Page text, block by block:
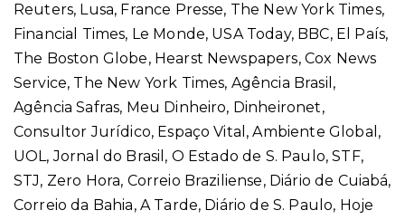
Reuters, Lusa, France Presse, The New York Times,
Financial Times, Le Monde, USA Today, BBC, El País,
The Boston Globe, Hearst Newspapers, Cox News
Service, The New York Times, Agência Brasil,
Agência Safras, Meu Dinheiro, Dinheironet,
Consultor Jurídico, Espaço Vital, Ambiente Global,
UOL, Jornal do Brasil, O Estado de S. Paulo, STF,
STJ, Zero Hora, Correio Braziliense, Diário de Cuiabá,
Correio da Bahia, A Tarde, Diário de S. Paulo, Hoje